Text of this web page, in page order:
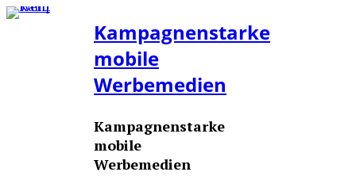
Kampagnenstarke
mobile
Werbemedien
Kampagnenstarke
mobile
Werbemedien